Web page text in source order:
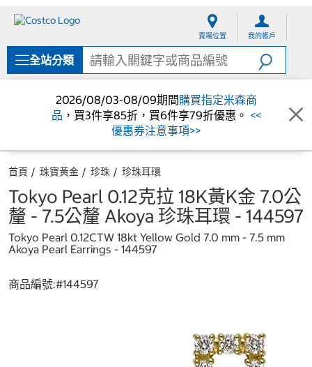
單
賣場位置 我的帳戶
全站分類
2026/08/03-08/09期間購買指定米森商
品 ，買3件享85折，買6件享79折優惠。 <<
優惠券注意事項>>
首頁 珠寶黃金 珍珠 珍珠耳環
Tokyo Pearl 0.12克拉 18K黃K金 7.0公
釐 - 7.5公釐 Akoya 珍珠耳環 - 144597
Tokyo Pearl 0.12CTW 18kt Yellow Gold 7.0 mm - 7.5 mm
Akoya Pearl Earrings - 144597
商品編號:#144597